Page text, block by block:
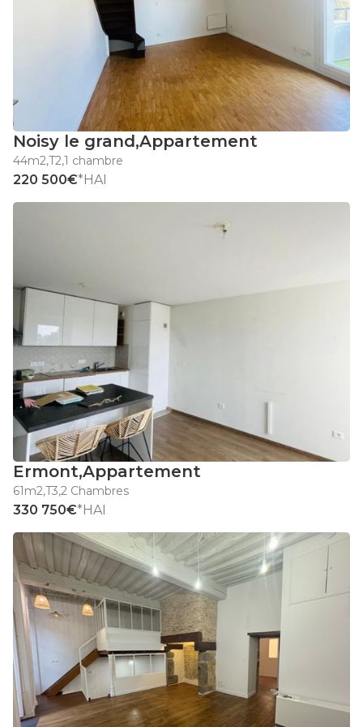
Noisy le grand,Appartement
44m2,T2,1 chambre
220 500€*HAI
Ermont,Appartement
61m2,T3,2 Chambres
330 750€*HAI